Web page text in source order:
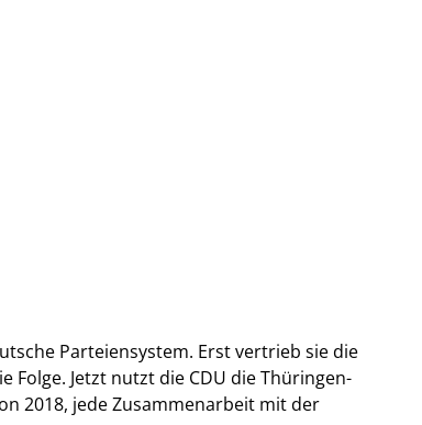
Parteiensystem. Erst vertrieb sie die
Folge. Jetzt nutzt die CDU die Thüringen-
2018, jede Zusammenarbeit mit der